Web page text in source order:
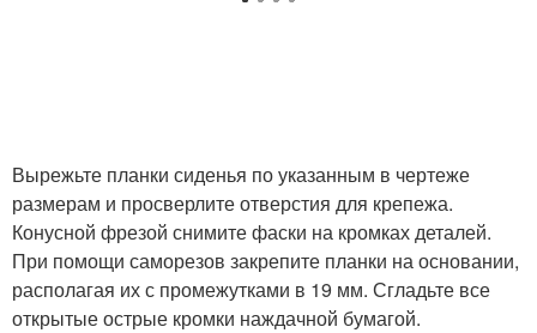
Вырежьте планки сиденья по указанным в чертеже
размерам и просверлите отверстия для крепежа.
Конусной фрезой снимите фаски на кромках деталей.
При помощи саморезов закрепите планки на основании,
располагая их с промежутками в 19 мм. Сгладьте все
открытые острые кромки наждачной бумагой.